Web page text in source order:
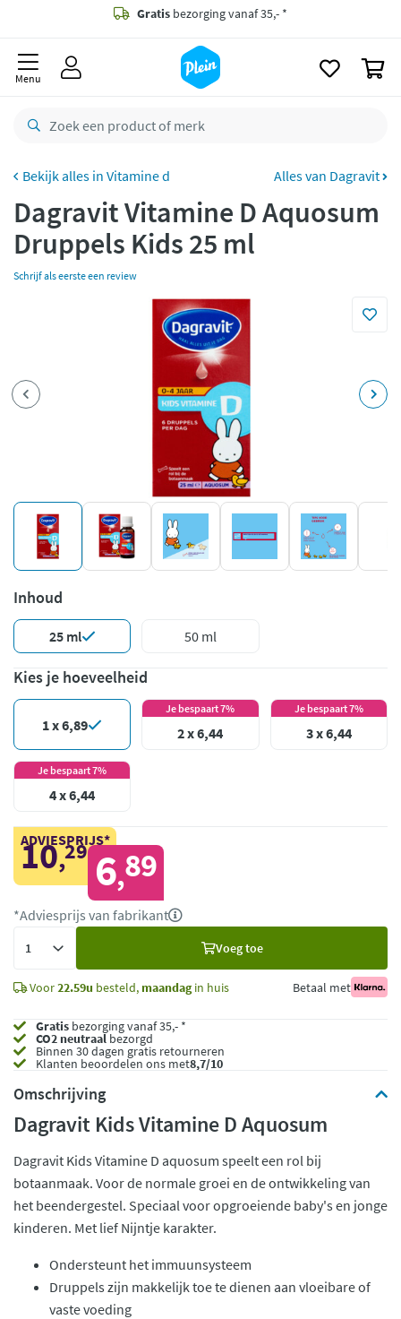
Gratis bezorging vanaf 35,- *
besteld,maandag
retourneren
CO2 neutraal
Betaal met Klarna
Menu
Vitamine d Alles van Dagravit
Dagravit Vitamine D Aquosum
Druppels Kids 25 ml
Schrijf als eerste een review
Inhoud
25 ml 50 ml
Kies je hoeveelheid
1 x 6,89
Je bespaart 7%
2 x 6,44
Je bespaart 7%
3 x 6,44
Je bespaart 7%
4 x 6,44
ADVIESPRIJS*
10,29 6,89
*Adviesprijs van fabrikant
Voeg toe
Voor22.59u besteld, maandagin huis Betaal met
Gratis bezorging vanaf 35,- *
CO2 neutraalbezorgd
Binnen 30 dagen gratis retourneren
Klanten beoordelen ons met8,7/10
Omschrijving
Dagravit Kids Vitamine D Aquosum
Dagravit Kids Vitamine D aquosum speelt een rol bij
botaanmaak. Voor de normale groei en de ontwikkeling van
het beendergestel. Speciaal voor opgroeiende baby's en jonge
kinderen. Met lief Nijntje karakter.
Ondersteunt het immuunsysteem
Druppels zijn makkelijk toe te dienen aan vloeibare of
vaste voeding